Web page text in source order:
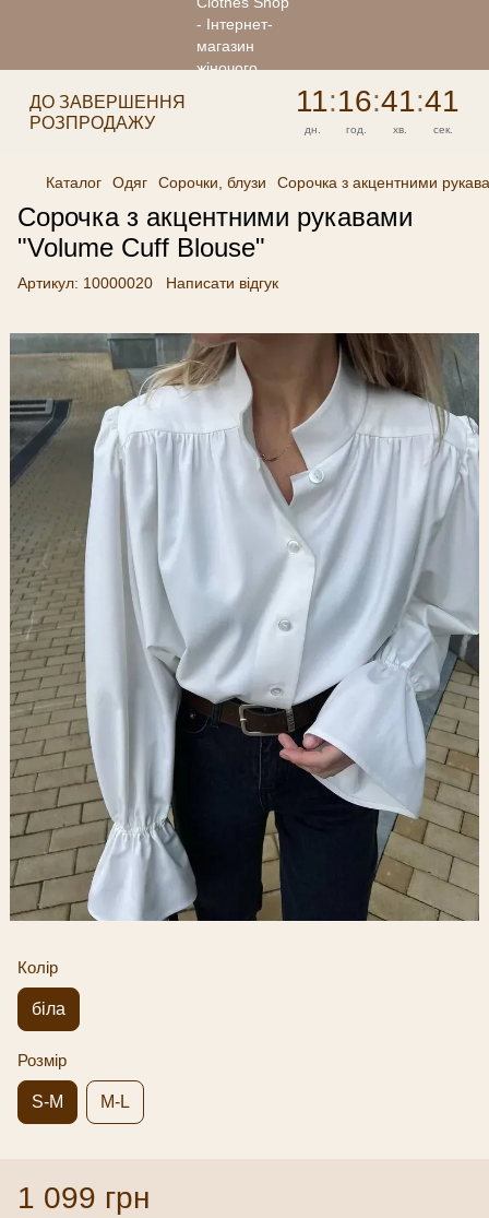
ДО ЗАВЕРШЕННЯ
РОЗПРОДАЖУ
11:16:41:41
дн. год. хв. сек.
Каталог Одяг Сорочки, блузи Сорочка з акцентними
Сорочка з акцентними рукавами
"Volume Cuff Blouse"
Артикул: 10000020 Написати відгук
Колір
біла
Розмір
S-M M-L
1 099 грн